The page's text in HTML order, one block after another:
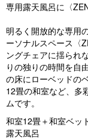
vi
o
u
s
専用露天風呂に〈
明るく開放的な専用
ーソナルスペース〈
ングチェアに揺られ
りの独りの時間を自
の床にローベッドの
12畳の和室など、多
ムです。
和室12畳＋和室ベッ
露天風呂